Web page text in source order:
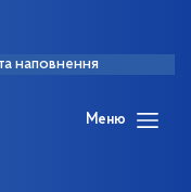
наповнення
Меню